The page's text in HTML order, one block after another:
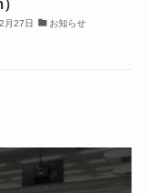
月27日 お知らせ